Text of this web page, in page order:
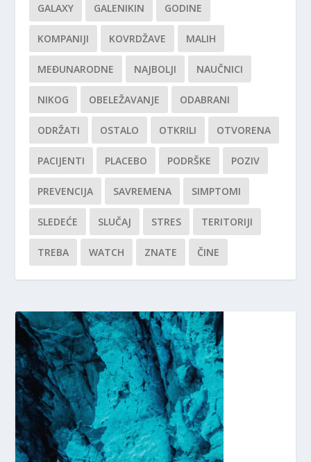
GALAXY GALENIKIN GODINE
KOMPANIJI KOVRDŽAVE MALIH
MEĐUNARODNE NAJBOLJI NAUČNICI
NIKOG OBELEŽAVANJE ODABRANI
ODRŽATI OSTALO OTKRILI OTVORENA
PACIJENTI PLACEBO PODRŠKE POZIV
PREVENCIJA SAVREMENA SIMPTOMI
SLEDEĆE SLUČAJ STRES TERITORIJI
TREBA WATCH ZNATE ČINE